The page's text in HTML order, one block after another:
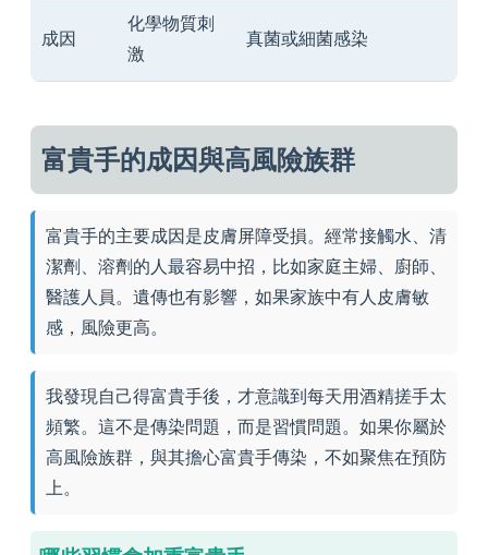
成因
化學物質刺
激
真菌或細菌感染
富貴手的成因與高風險族群
富貴手的主要成因是皮膚屏障受損。經常接觸水、清
潔劑、溶劑的人最容易中招，比如家庭主婦、廚師、
醫護人員。遺傳也有影響，如果家族中有人皮膚敏
感，風險更高。
我發現自己得富貴手後，才意識到每天用酒精搓手太
頻繁。這不是傳染問題，而是習慣問題。如果你屬於
高風險族群，與其擔心富貴手傳染，不如聚焦在預防
上。